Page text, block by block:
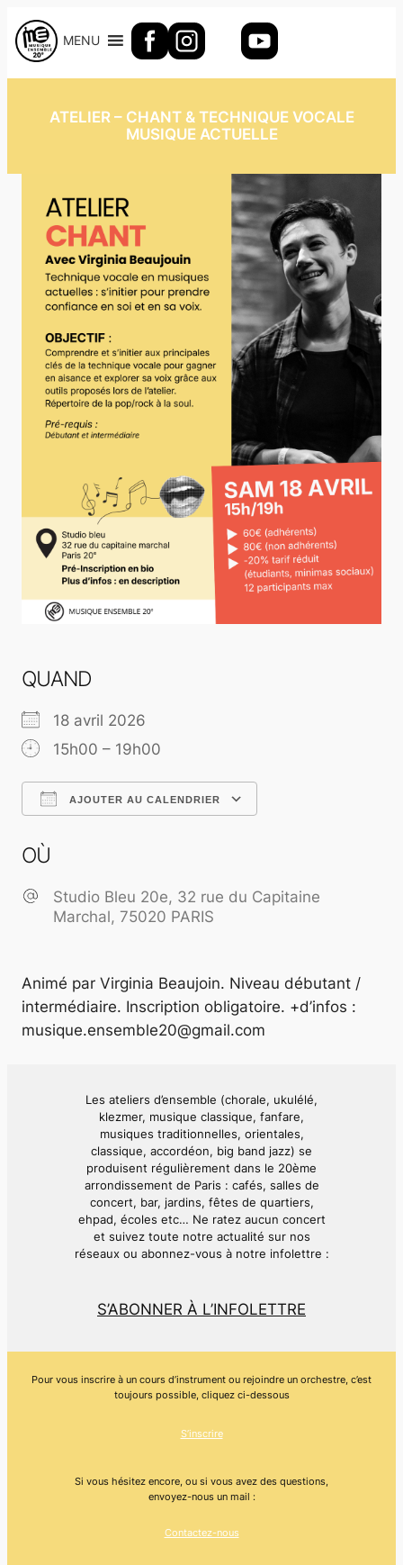
Aller
au
contenu
MENU
ATELIER – CHANT & TECHNIQUE VOCALE
MUSIQUE ACTUELLE
QUAND
18 avril 2026
15h00 – 19h00
AJOUTER AU CALENDRIER
OÙ
Studio Bleu 20e, 32 rue du Capitaine
Marchal, 75020 PARIS
Animé par Virginia Beaujoin. Niveau débutant /
intermédiaire. Inscription obligatoire. +d’infos :
musique.ensemble20@gmail.com
Les ateliers d’ensemble (chorale, ukulélé,
klezmer, musique classique, fanfare,
musiques traditionnelles, orientales,
classique, accordéon, big band jazz) se
produisent régulièrement dans le 20ème
arrondissement de Paris : cafés, salles de
concert, bar, jardins, fêtes de quartiers,
ehpad, écoles etc… Ne ratez aucun concert
et suivez toute notre actualité sur nos
réseaux ou abonnez-vous à notre infolettre :
S’ABONNER À L’INFOLETTRE
Pour vous inscrire à un cours d’instrument ou rejoindre un orchestre, c’est
toujours possible, cliquez ci-dessous
S’inscrire
Si vous hésitez encore, ou si vous avez des questions,
envoyez-nous un mail :
Contactez-nous